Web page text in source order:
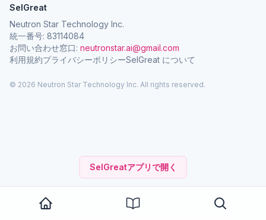
SelGreatアプリで開く
SelGreat
Neutron Star Technology Inc.
統一番号: 83114084
お問い合わせ窓口: neutronstar.ai@gmail.com
利用規約プライバシーポリシーSelGreat について
© 2026 Neutron Star Technology Inc. All rights reserved.